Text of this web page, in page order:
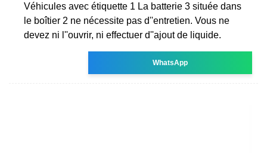
Véhicules avec étiquette 1 La batterie 3 située dans
le boîtier 2 ne nécessite pas d''entretien. Vous ne
devez ni l''ouvrir, ni effectuer d''ajout de liquide.
WhatsApp